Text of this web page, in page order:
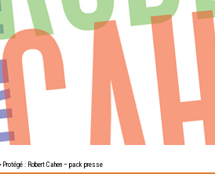
Protégé : Robert Cahen – pack presse